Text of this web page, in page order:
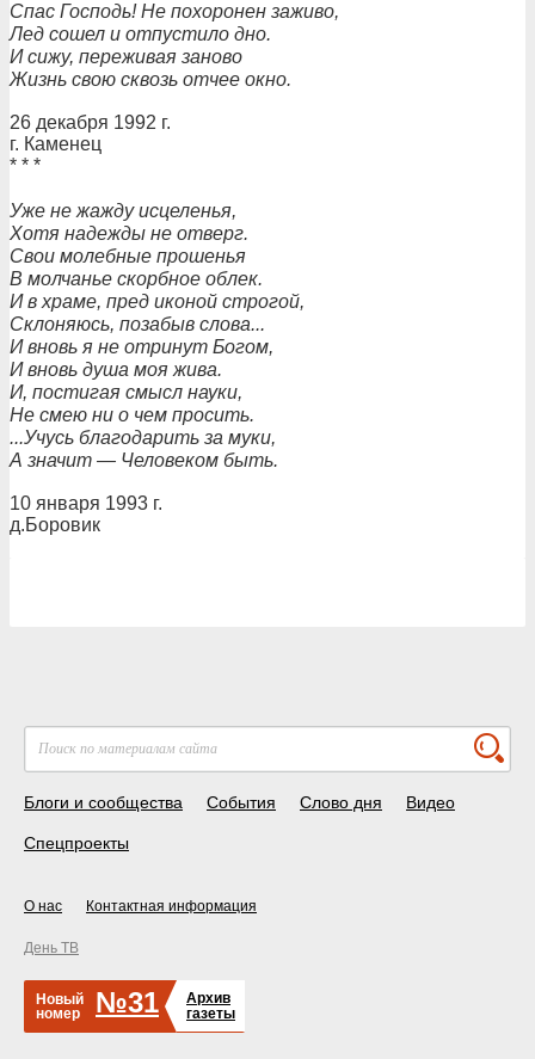
Спас Господь! Не похоронен заживо,
Лед сошел и отпустило дно.
И сижу, переживая заново
Жизнь свою сквозь отчее окно.
26 декабря 1992 г.
г. Каменец
* * *
Уже не жажду исцеленья,
Хотя надежды не отверг.
Свои молебные прошенья
В молчанье скорбное облек.
И в храме, пред иконой строгой,
Склоняюсь, позабыв слова...
И вновь я не отринут Богом,
И вновь душа моя жива.
И, постигая смысл науки,
Не смею ни о чем просить.
...Учусь благодарить за муки,
А значит — Человеком быть.
10 января 1993 г.
д.Боровик
Блоги и сообщества События Слово дня Видео
Спецпроекты
О нас Контактная информация
День ТВ
Новый
номер
№31
Архив
газеты